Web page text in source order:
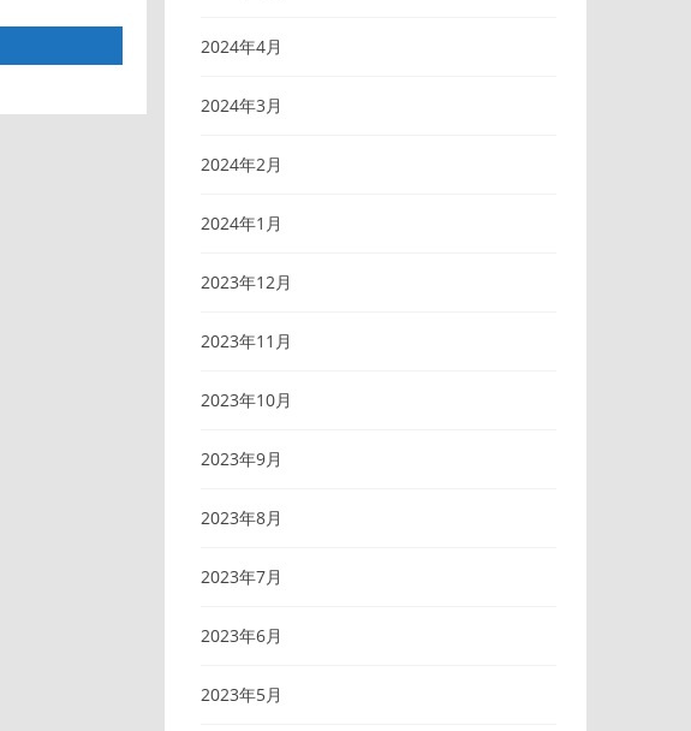
2024年4月
2024年3月
2024年2月
2024年1月
2023年12月
2023年11月
2023年10月
2023年9月
2023年8月
2023年7月
2023年6月
2023年5月